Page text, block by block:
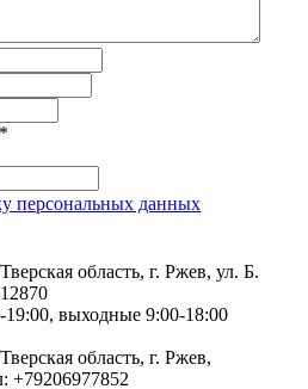
*
персональных данных
область, г. Ржев, ул. Б.
выходные 9:00-18:00
область, г. Ржев,
+79206977852